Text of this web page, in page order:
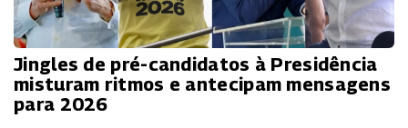
Jingles de pré-candidatos à Presidência
misturam ritmos e antecipam mensagens
para 2026